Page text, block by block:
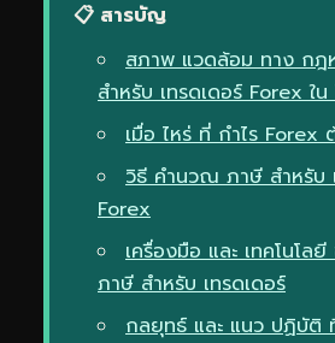
📋 สารบัญ
สภาพ แวดล้อม ทาง กฎ
สำหรับ เทรดเดอร์ Forex ใน
เมื่อ ไหร่ ที่ กำไร Forex
วิธี คำนวณ ภาษี สำหรับ
Forex
เครื่องมือ และ เทคโนโล
ภาษี สำหรับ เทรดเดอร์
กลยุทธ์ และ แนว ปฏิบัติ